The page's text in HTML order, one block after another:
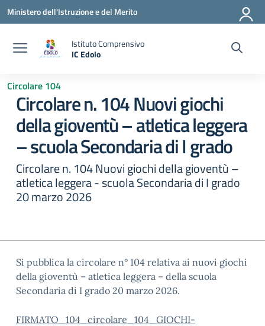
Vai ai contenuti
Vai al menu di navigazione
Vai al footer
Ministero dell'Istruzione e del Merito
Istituto Comprensivo
IC Edolo
Circolare 104
Circolare n. 104 Nuovi giochi
della gioventù – atletica leggera
– scuola Secondaria di I grado
Circolare n. 104 Nuovi giochi della gioventù –
atletica leggera - scuola Secondaria di I grado
20 marzo 2026
Si pubblica la circolare n° 104 relativa ai nuovi giochi
della gioventù – atletica leggera – della scuola
Secondaria di I grado 20 marzo 2026.
FIRMATO_104_circolare_104_GIOCHI-